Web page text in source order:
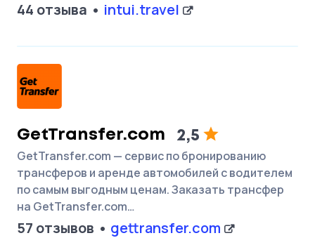
44 отзыва intui.travel
GetTransfer.com 2,5
GetTransfer.com — сервис по бронированию
трансферов и аренде автомобилей с водителем
по самым выгодным ценам. Заказать трансфер
на GetTransfer.com…
57 отзывов gettransfer.com